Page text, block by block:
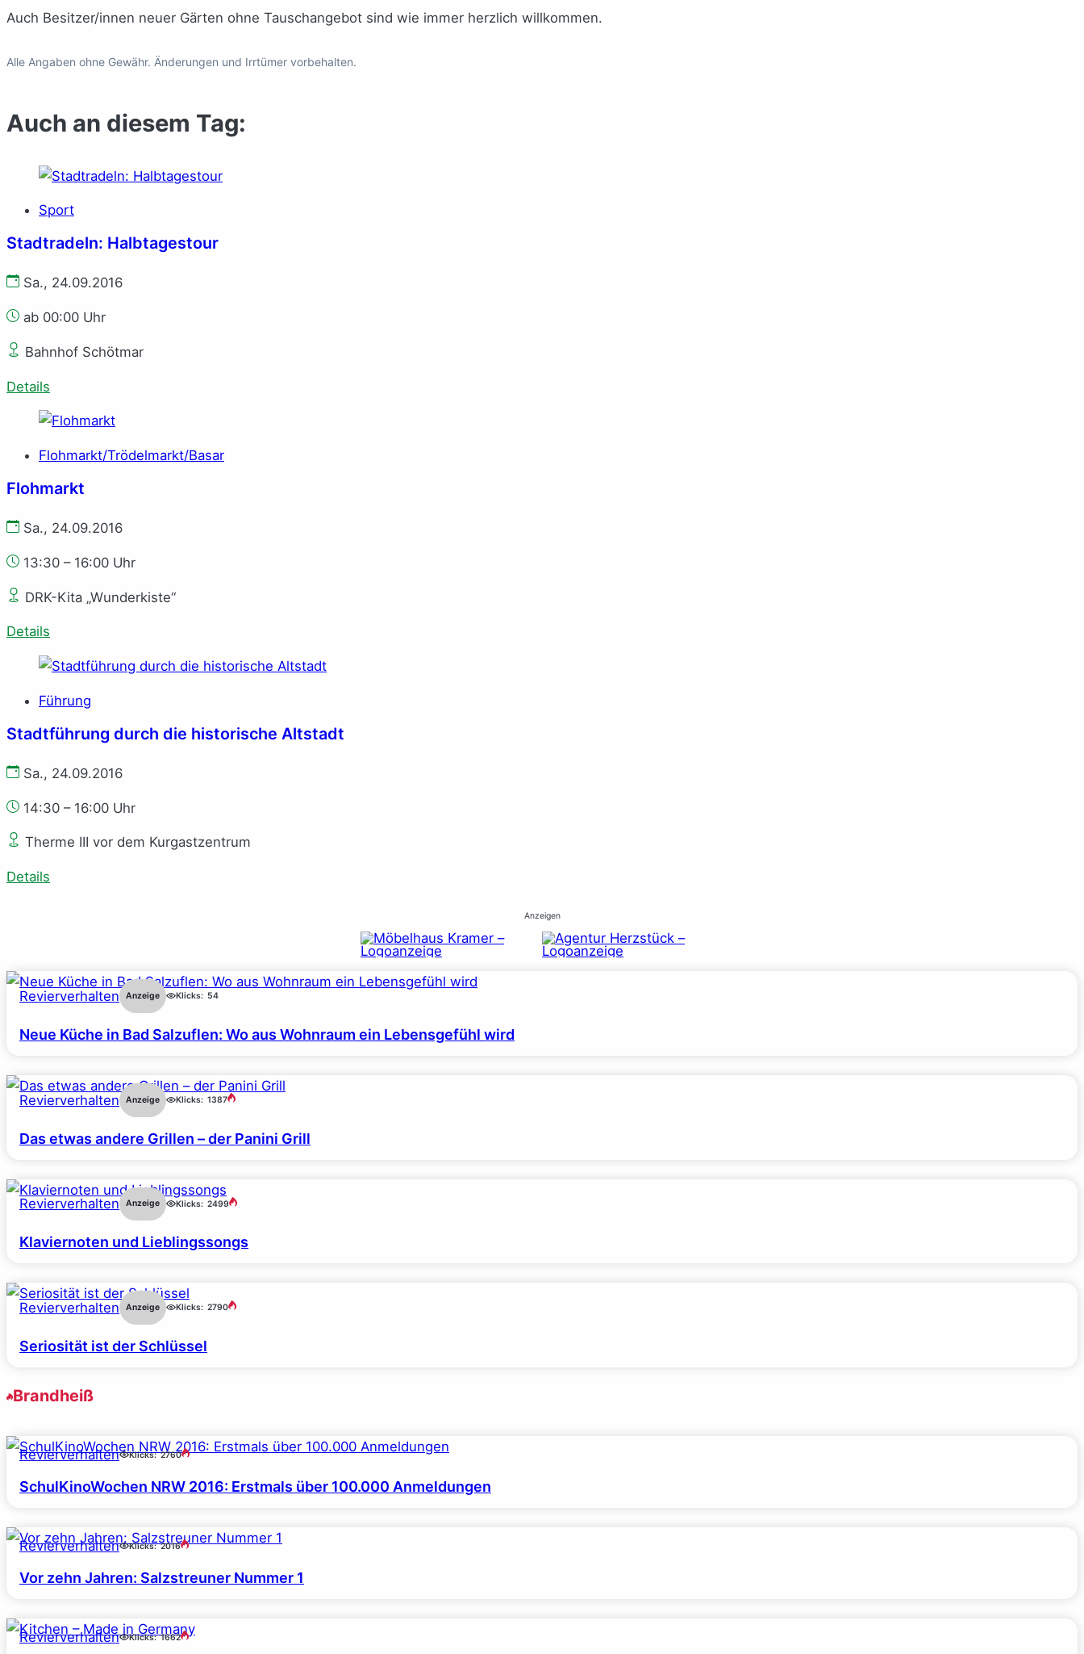
Auch Besitzer/innen neuer Gärten ohne Tauschangebot sind wie immer herzlich willkommen.
Alle Angaben ohne Gewähr. Änderungen und Irrtümer vorbehalten.
Auch an diesem Tag:
Sport
Stadtradeln: Halbtagestour
Sa., 24.09.2016
ab 00:00 Uhr
Bahnhof Schötmar
Details
Flohmarkt/Trödelmarkt/Basar
Flohmarkt
Sa., 24.09.2016
13:30 – 16:00 Uhr
DRK-Kita „Wunderkiste“
Details
Führung
Stadtführung durch die historische Altstadt
Sa., 24.09.2016
14:30 – 16:00 Uhr
Therme III vor dem Kurgastzentrum
Details
Anzeigen
Revierverhalten Anzeige Klicks: 54
Neue Küche in Bad Salzuflen: Wo aus Wohnraum ein Lebensgefühl wird
Revierverhalten Anzeige Klicks: 1387
Das etwas andere Grillen – der Panini Grill
Revierverhalten Anzeige Klicks: 2499
Klaviernoten und Lieblingssongs
Revierverhalten Anzeige Klicks: 2790
Seriosität ist der Schlüssel
Brandheiß
Revierverhalten Klicks: 2760
SchulKinoWochen NRW 2016: Erstmals über 100.000 Anmeldungen
Revierverhalten Klicks: 2016
Vor zehn Jahren: Salzstreuner Nummer 1
Revierverhalten Klicks: 1662